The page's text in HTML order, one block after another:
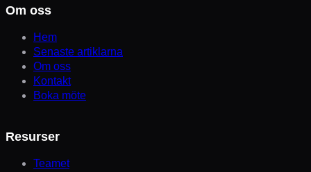
Om oss
Hem
Senaste artiklarna
Om oss
Kontakt
Boka möte
Resurser
Teamet